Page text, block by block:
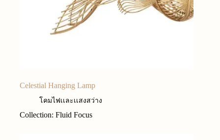
Celestial Hanging Lamp
โคมไฟเเละเเสงสว่าง
Collection: Fluid Focus